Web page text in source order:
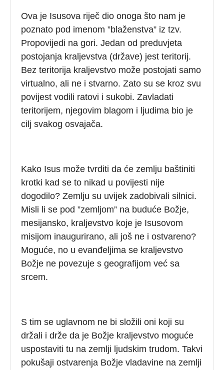
Ova je Isusova riječ dio onoga što nam je
poznato pod imenom ”blaženstva” iz tzv.
Propovijedi na gori. Jedan od preduvjeta
postojanja kraljevstva (države) jest teritorij.
Bez teritorija kraljevstvo može postojati samo
virtualno, ali ne i stvarno. Zato su se kroz svu
povijest vodili ratovi i sukobi. Zavladati
teritorijem, njegovim blagom i ljudima bio je
cilj svakog osvajača.
Kako Isus može tvrditi da će zemlju baštiniti
krotki kad se to nikad u povijesti nije
dogodilo? Zemlju su uvijek zadobivali silnici.
Misli li se pod ”zemljom” na buduće Božje,
mesijansko, kraljevstvo koje je Isusovom
misijom inaugurirano, ali još ne i ostvareno?
Moguće, no u evanđeljima se kraljevstvo
Božje ne povezuje s geografijom već sa
srcem.
S tim se uglavnom ne bi složili oni koji su
držali i drže da je Božje kraljevstvo moguće
uspostaviti tu na zemlji ljudskim trudom. Takvi
pokušaji ostvarenja Božje vladavine na zemlji